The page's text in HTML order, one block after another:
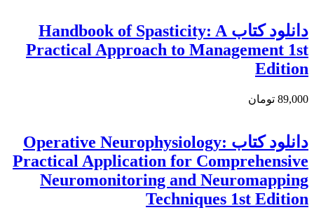
دانلود کتاب Handbook of Spasticity: A
Practical Approach to Management 1st
Edition
89,000 تومان
دانلود کتاب Operative Neurophysiology:
Practical Application for Comprehensive
Neuromonitoring and Neuromapping
Techniques 1st Edition